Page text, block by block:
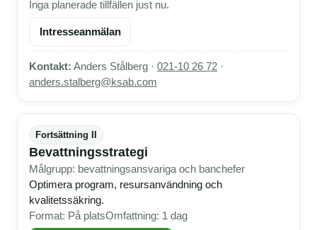
Inga planerade tillfällen just nu.
Intresseanmälan
Kontakt: Anders Stålberg · 021-10 26 72 ·
anders.stalberg@ksab.com
Fortsättning II
Bevattningsstrategi
Målgrupp: bevattningsansvariga och banchefer
Optimera program, resursanvändning och
kvalitetssäkring.
Format: På platsOmfattning: 1 dag